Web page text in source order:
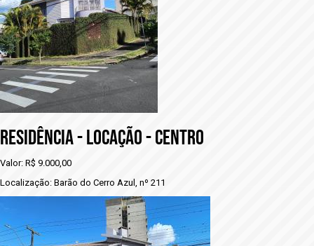
RESIDÊNCIA - LOCAÇÃO - CENTRO
Valor: R$ 9.000,00
Localização: Barão do Cerro Azul, nº 211